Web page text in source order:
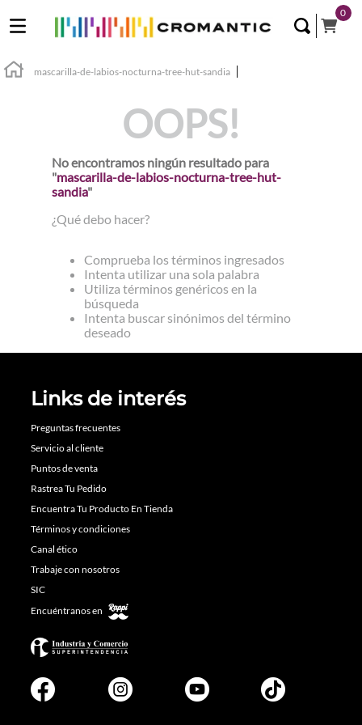
0
mascarilla-de-labios-nocturna-tree-hut-sandia
OOPS!
No encontramos ningún resultado para
"mascarilla-de-labios-nocturna-tree-hut-
sandia"
¿Qué debo hacer?
Comprueba los términos ingresados
Intenta utilizar una sola palabra
Utiliza términos genéricos en la
búsqueda
Intenta buscar sinónimos del término
deseado
Links de interés
Preguntas frecuentes
Servicio al cliente
Puntos de venta
Rastrea Tu Pedido
Encuentra Tu Producto En Tienda
Términos y condiciones
Canal ético
Trabaje con nosotros
SIC
Encuéntranos en